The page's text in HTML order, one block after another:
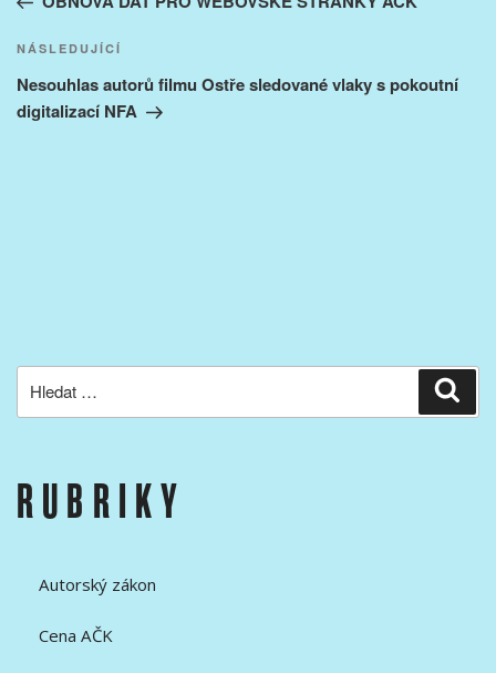
příspěvek
Následující
příspěvek
NÁSLEDUJÍCÍ
Nesouhlas autorů filmu Ostře sledované vlaky s pokoutní
digitalizací NFA
RUBRIKY
Autorský zákon
Cena AČK